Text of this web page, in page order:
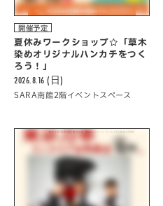
開催予定
夏休みワークショップ☆「草木
染めオリジナルハンカチをつく
ろう！」
2026.8.16 (日)
SARA南館2階イベントスペース